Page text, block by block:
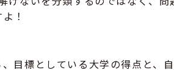
！
目標としている大学の得点と、